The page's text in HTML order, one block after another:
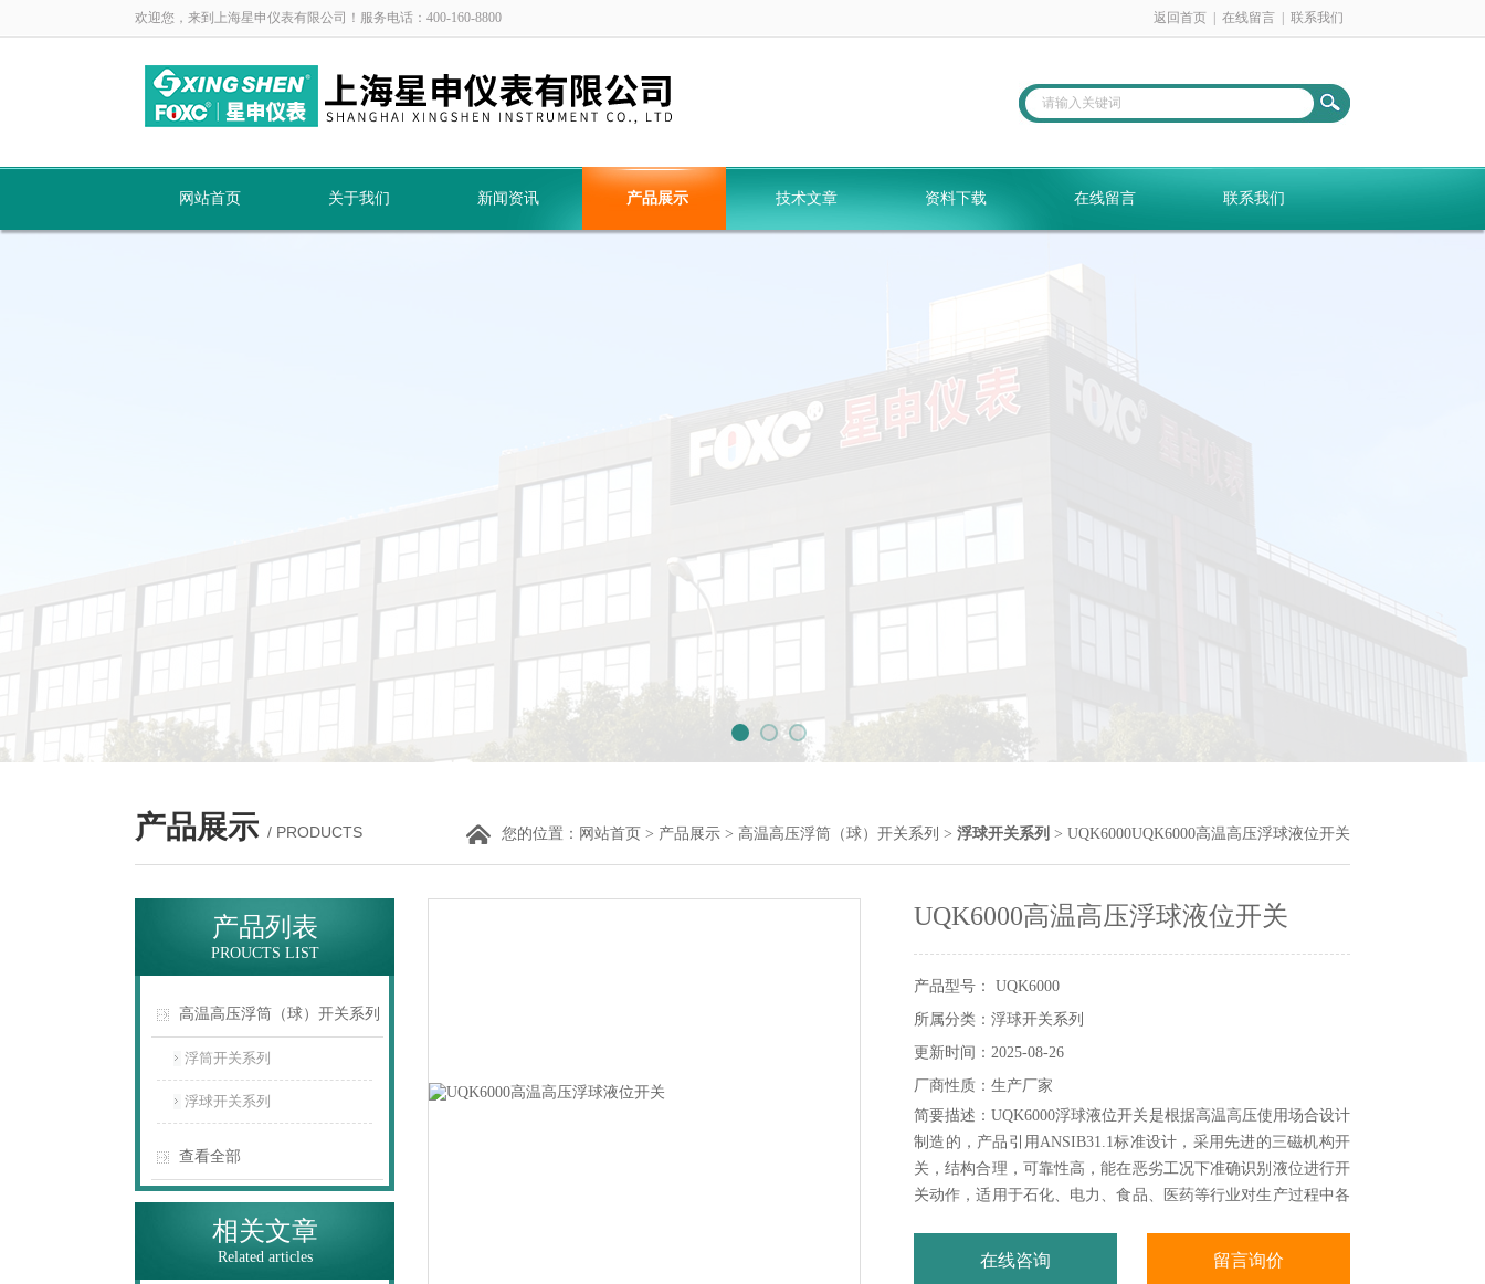
欢迎您，来到上海星申仪表有限公司！服务电话：400-160-8800 返回首页 在线留言 联系我们
网站首页 关于我们 新闻资讯 产品展示 技术文章 资料下载 在线留言 联系我们
产品展示 / PRODUCTS 您的位置： 网站首页 > 产品展示 > 高温高压浮筒（球）开关系列 > 浮球开关系列 > UQK6000UQK6000高温高压浮球液位开关
产品列表
PROUCTS LIST
高温高压浮筒（球）开关系列
浮筒开关系列
浮球开关系列
查看全部
相关文章
Related articles
UQK6000高温高压浮球液位开关
产品型号： UQK6000
所属分类：浮球开关系列
更新时间：2025-08-26
厂商性质：生产厂家
简要描述：UQK6000浮球液位开关是根据高温高压使用场合设计
制造的，产品引用ANSIB31.1标准设计，采用先进的三磁机构开
关，结构合理，可靠性高，能在恶劣工况下准确识别液位进行开
关动作，适用于石化、电力、食品、医药等行业对生产过程中各
设计制造时，考虑了石油化工行业引进设备中过程连接形式，是
欧美同类产品的替换产品。
在线咨询 留言询价